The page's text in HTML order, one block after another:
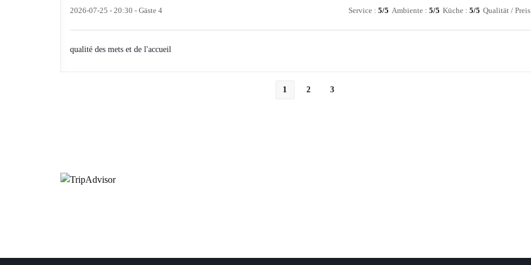
2026-07-25 - 20:30 - Gäste 4 Service : 5/5 Ambiente : 5/5 Küche : 5/5 Qualität / Preis
qualité des mets et de l'accueil
1 2 3